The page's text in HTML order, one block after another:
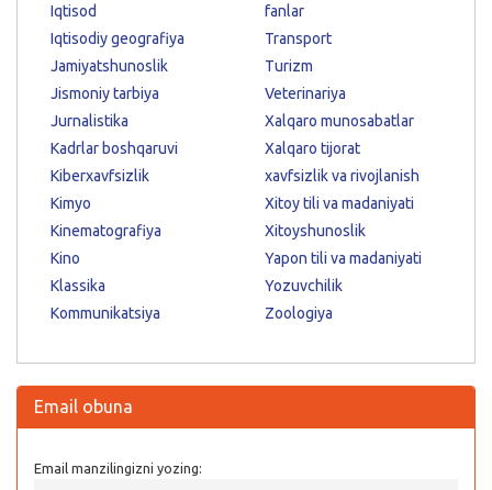
Iqtisod
Iqtisodiy geografiya
Jamiyatshunoslik
Jismoniy tarbiya
Jurnalistika
Kadrlar boshqaruvi
Kiberxavfsizlik
Kimyo
Kinematografiya
Kino
Klassika
Kommunikatsiya
fanlar
Transport
Turizm
Veterinariya
Xalqaro munosabatlar
Xalqaro tijorat
xavfsizlik va rivojlanish
Xitoy tili va madaniyati
Xitoyshunoslik
Yapon tili va madaniyati
Yozuvchilik
Zoologiya
Email obuna
Email manzilingizni yozing: